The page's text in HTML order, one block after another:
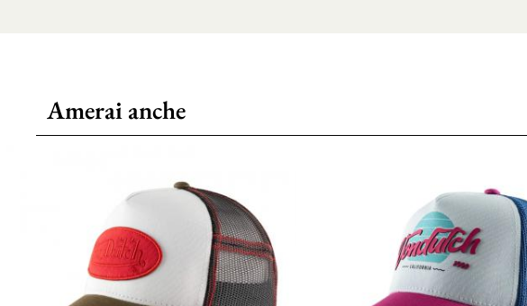
Amerai anche